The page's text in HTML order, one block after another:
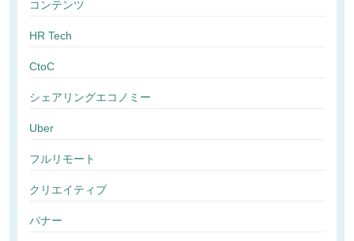
コンテンツ
HR Tech
CtoC
シェアリングエコノミー
Uber
フルリモート
クリエイティブ
バナー